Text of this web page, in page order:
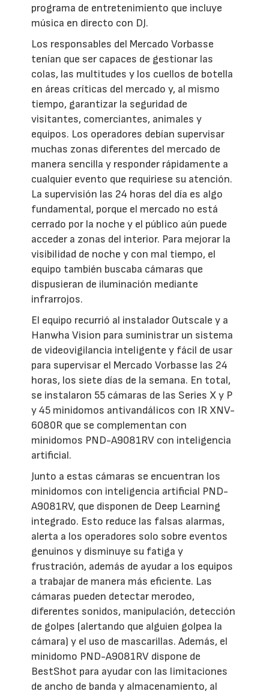
programa de entretenimiento que incluye
música en directo con DJ.
Los responsables del Mercado Vorbasse
tenían que ser capaces de gestionar las
colas, las multitudes y los cuellos de botella
en áreas críticas del mercado y, al mismo
tiempo, garantizar la seguridad de
visitantes, comerciantes, animales y
equipos. Los operadores debían supervisar
muchas zonas diferentes del mercado de
manera sencilla y responder rápidamente a
cualquier evento que requiriese su atención.
La supervisión las 24 horas del día es algo
fundamental, porque el mercado no está
cerrado por la noche y el público aún puede
acceder a zonas del interior. Para mejorar la
visibilidad de noche y con mal tiempo, el
equipo también buscaba cámaras que
dispusieran de iluminación mediante
infrarrojos.
El equipo recurrió al instalador Outscale y a
Hanwha Vision para suministrar un sistema
de videovigilancia inteligente y fácil de usar
para supervisar el Mercado Vorbasse las 24
horas, los siete días de la semana. En total,
se instalaron 55 cámaras de las Series X y P
y 45 minidomos antivandálicos con IR XNV-
6080R que se complementan con
minidomos PND-A9081RV con inteligencia
artificial.
Junto a estas cámaras se encuentran los
minidomos con inteligencia artificial PND-
A9081RV, que disponen de Deep Learning
integrado. Esto reduce las falsas alarmas,
alerta a los operadores solo sobre eventos
genuinos y disminuye su fatiga y
frustración, además de ayudar a los equipos
a trabajar de manera más eficiente. Las
cámaras pueden detectar merodeo,
diferentes sonidos, manipulación, detección
de golpes (alertando que alguien golpea la
cámara) y el uso de mascarillas. Además, el
minidomo PND-A9081RV dispone de
BestShot para ayudar con las limitaciones
de ancho de banda y almacenamiento, al